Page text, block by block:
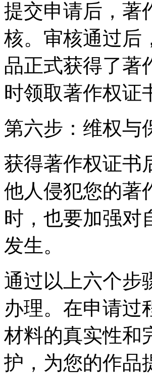
提交申请后，著
核。审核通过后
品正式获得了著
时领取著作权证
第六步：维权与
获得著作权证书
他人侵犯您的著
时，也要加强对
发生。
通过以上六个步
办理。在申请过
材料的真实性和
护，为您的作品